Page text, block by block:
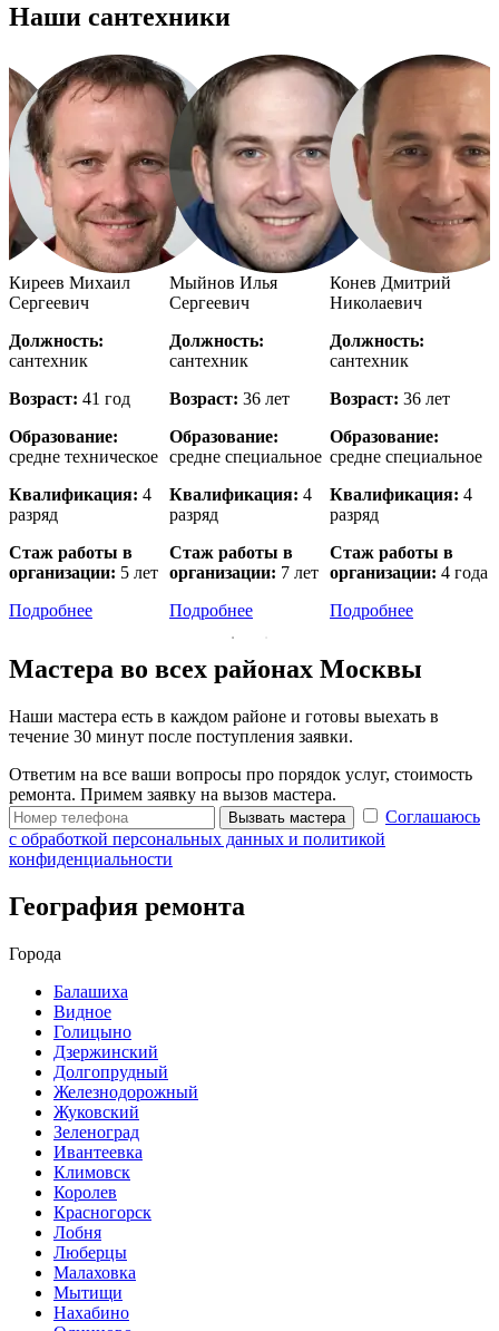
Наши сантехники
Киреев Михаил
Сергеевич
Должность:
сантехник
Возраст: 41 год
Образование:
средне техническое
Квалификация: 4
разряд
Стаж работы в
организации: 5 лет
Подробнее
Мыйнов Илья
Сергеевич
Должность:
сантехник
Возраст: 36 лет
Образование:
средне специальное
Квалификация: 4
разряд
Стаж работы в
организации: 7 лет
Подробнее
Конев Дмитрий
Николаевич
Должность:
сантехник
Возраст: 36 лет
Образование:
средне специальное
Квалификация: 4
разряд
Стаж работы в
организации: 4 года
Подробнее
Мастера во всех районах Москвы
Наши мастера есть в каждом районе и готовы выехать в
течение 30 минут после поступления заявки.
Ответим на все ваши вопросы про порядок услуг, стоимость
ремонта. Примем заявку на вызов мастера.
Вызвать мастера
Соглашаюсь
с обработкой персональных данных и политикой
конфиденциальности
География ремонта
Города
Балашиха
Видное
Голицыно
Дзержинский
Долгопрудный
Железнодорожный
Жуковский
Зеленоград
Ивантеевка
Климовск
Королев
Красногорск
Лобня
Люберцы
Малаховка
Мытищи
Нахабино